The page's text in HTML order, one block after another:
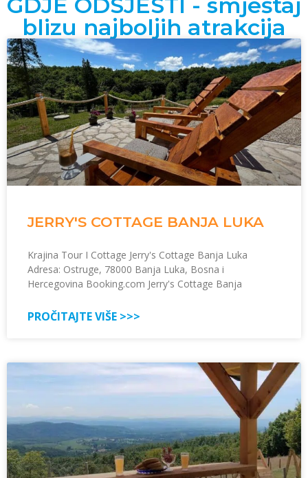
blizu najboljih atrakcija
JERRY'S COTTAGE BANJA LUKA
Krajina Tour I Cottage Jerry's Cottage Banja Luka
Adresa: Ostruge, 78000 Banja Luka, Bosna i
Hercegovina Booking.com Jerry's Cottage Banja
PROČITAJTE VIŠE >>>